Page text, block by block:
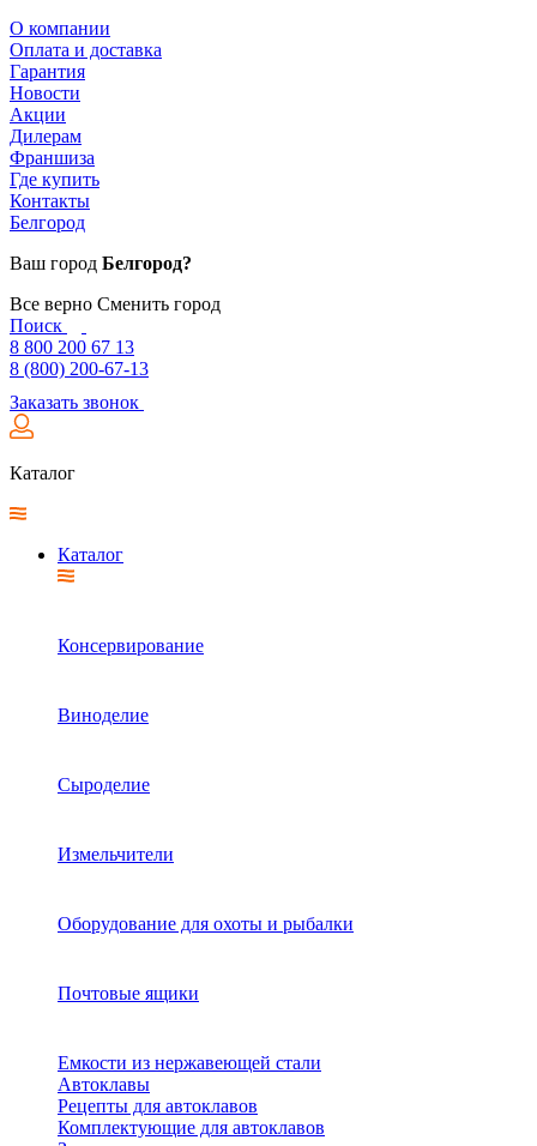
О компании
Оплата и доставка
Гарантия
Новости
Акции
Дилерам
Франшиза
Где купить
Контакты
Белгород
Ваш город Белгород?
Все верно Сменить город
Поиск
8 800 200 67 13
8 (800) 200-67-13
Заказать звонок
Каталог
Каталог
Консервирование
Виноделие
Сыроделие
Измельчители
Оборудование для охоты и рыбалки
Почтовые ящики
Емкости из нержавеющей стали
Автоклавы
Рецепты для автоклавов
Комплектующие для автоклавов